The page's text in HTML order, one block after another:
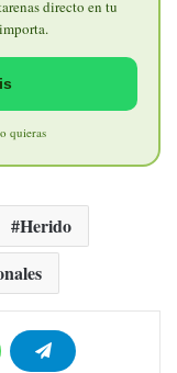
directo en tu
quieras
Herido